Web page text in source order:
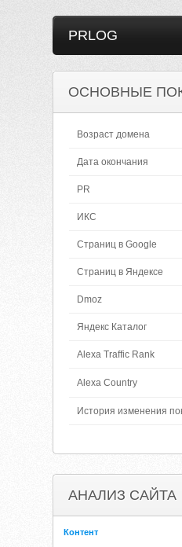
PRLOG
ОСНОВНЫЕ
Возраст домена
Дата окончания
PR
ИКС
Страниц в Google
Страниц в Яндексе
Dmoz
Яндекс Каталог
Alexa Traffic Rank
Alexa Country
История изменения
АНАЛИЗ САЙТА
Контент